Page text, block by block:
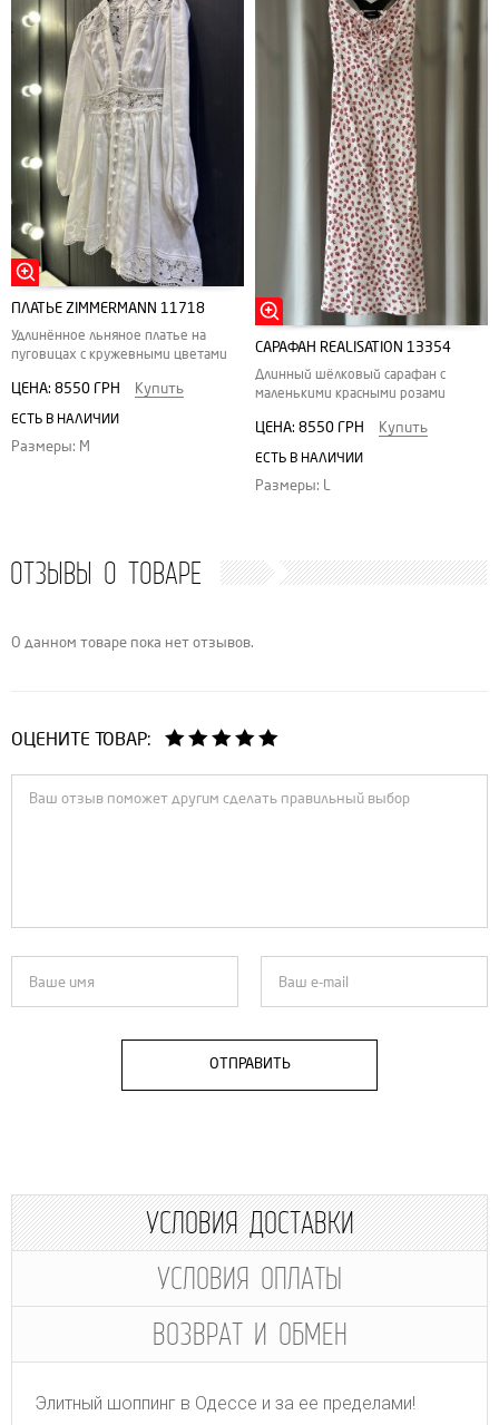
ПЛАТЬЕ ZIMMERMANN 11718
Удлинённое льняное платье на
пуговицах с кружевными цветами
ЦЕНА: 8550 ГРН Купить
ЕСТЬ В НАЛИЧИИ
Размеры: M
САРАФАН REALISATION 13354
Длинный шёлковый сарафан с
маленькими красными розами
ЦЕНА: 8550 ГРН Купить
ЕСТЬ В НАЛИЧИИ
Размеры: L
ОТЗЫВЫ О ТОВАРЕ
О данном товаре пока нет отзывов.
ОЦЕНИТЕ ТОВАР:
ОТПРАВИТЬ
УСЛОВИЯ ДОСТАВКИ
УСЛОВИЯ ОПЛАТЫ
ВОЗВРАТ И ОБМЕН
Элитный шоппинг в Одессе и за ее пределами!